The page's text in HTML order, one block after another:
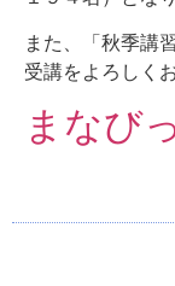
また、「秋季講
受講をよろしく
まなび